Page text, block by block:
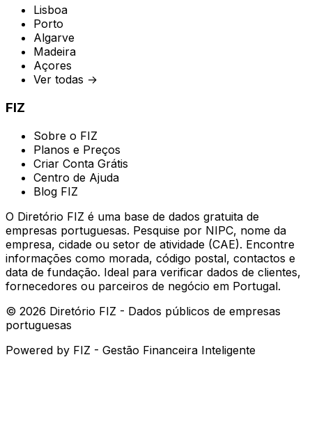
Lisboa
Porto
Algarve
Madeira
Açores
Ver todas →
FIZ
Sobre o FIZ
Planos e Preços
Criar Conta Grátis
Centro de Ajuda
Blog FIZ
O Diretório FIZ é uma base de dados gratuita de
empresas portuguesas. Pesquise por NIPC, nome da
empresa, cidade ou setor de atividade (CAE). Encontre
informações como morada, código postal, contactos e
data de fundação. Ideal para verificar dados de clientes,
fornecedores ou parceiros de negócio em Portugal.
© 2026 Diretório FIZ - Dados públicos de empresas
portuguesas
Powered by FIZ - Gestão Financeira Inteligente